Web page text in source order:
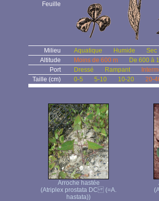
Feuille
Milieu Aquatique Humide
Sec
Altitude
Moins de 600 m
De 600 à
Port
Dressé Rampant
Taille (cm)
0-5 5-10 10-20 20-
Arroche hastée
(Atriplex prostata DC (=A.
hastata))